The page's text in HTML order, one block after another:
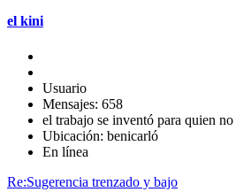
el kini
Usuario
Mensajes: 658
el trabajo se inventó para quien no
Ubicación: benicarló
En línea
Re:Sugerencia trenzado y bajo